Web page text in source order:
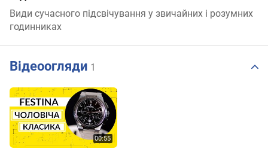
Види сучасного підсвічування у звичайних і розумних
годинниках
Відеоогляди 1